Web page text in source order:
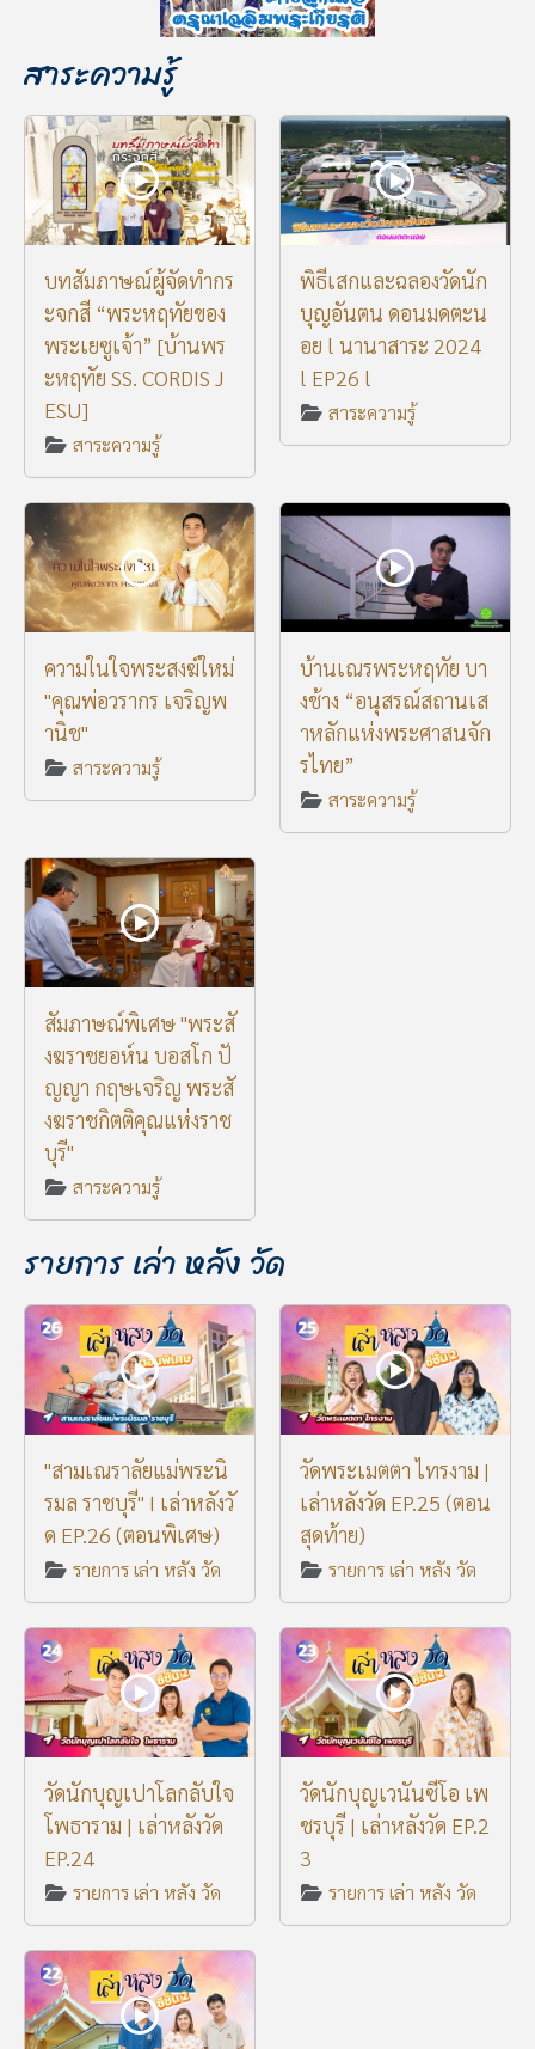
สาระความรู้
บทสัมภาษณ์ผู้จัดทำกร
ะจกสี “พระหฤทัยของ
พระเยซูเจ้า” [บ้านพร
ะหฤทัย SS. CORDIS J
ESU]
สาระความรู้
พิธีเสกและฉลองวัดนัก
บุญอันตน ดอนมดตะน
อย l นานาสาระ 2024
l EP26 l
สาระความรู้
ความในใจพระสงฆ์ใหม่
"คุณพ่อวรากร เจริญพ
านิช"
สาระความรู้
บ้านเณรพระหฤทัย บา
งช้าง “อนุสรณ์สถานเส
าหลักแห่งพระศาสนจัก
รไทย”
สาระความรู้
สัมภาษณ์พิเศษ "พระสั
งฆราชยอห์น บอสโก ปั
ญญา กฤษเจริญ พระสั
งฆราชกิตติคุณแห่งราช
บุรี"
สาระความรู้
รายการ เล่า หลัง วัด
"สามเณราลัยแม่พระนิ
รมล ราชบุรี" I เล่าหลังวั
ด EP.26 (ตอนพิเศษ)
รายการ เล่า หลัง วัด
วัดพระเมตตา ไทรงาม |
เล่าหลังวัด EP.25 (ตอน
สุดท้าย)
รายการ เล่า หลัง วัด
วัดนักบุญเปาโลกลับใจ
โพธาราม | เล่าหลังวัด
EP.24
รายการ เล่า หลัง วัด
วัดนักบุญเวนันซีโอ เพ
ชรบุรี | เล่าหลังวัด EP.2
3
รายการ เล่า หลัง วัด